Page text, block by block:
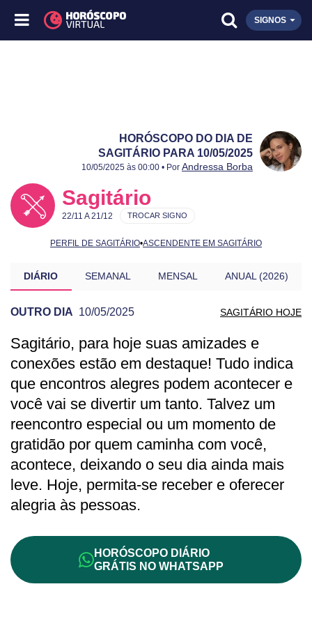
SIGNOS
HORÓSCOPO DO DIA DE
SAGITÁRIO PARA 10/05/2025
Publicado:
10/05/2025
Atualizado:
10/05/2025
10/05/2025 às 00:00 • Por Andressa Borba
Sagitário
22/11 A 21/12
PERFIL DE SAGITÁRIO•ASCENDENTE EM SAGITÁRIO
TROCAR SIGNO
DIÁRIO SEMANAL MENSAL ANUAL (2026)
OUTRO DIA 10/05/2025 SAGITÁRIO HOJE
PREVISÃO DE SAGITÁRIO PARA
Sagitário, para hoje suas amizades e
conexões estão em destaque! Tudo indica
que encontros alegres podem acontecer e
você vai se divertir um tanto. Talvez um
reencontro especial ou um momento de
gratidão por quem caminha com você,
acontece, deixando o seu dia ainda mais
leve. Hoje, permita-se receber e oferecer
alegria às pessoas.
HORÓSCOPO DIÁRIO
GRÁTIS NO WHATSAPP